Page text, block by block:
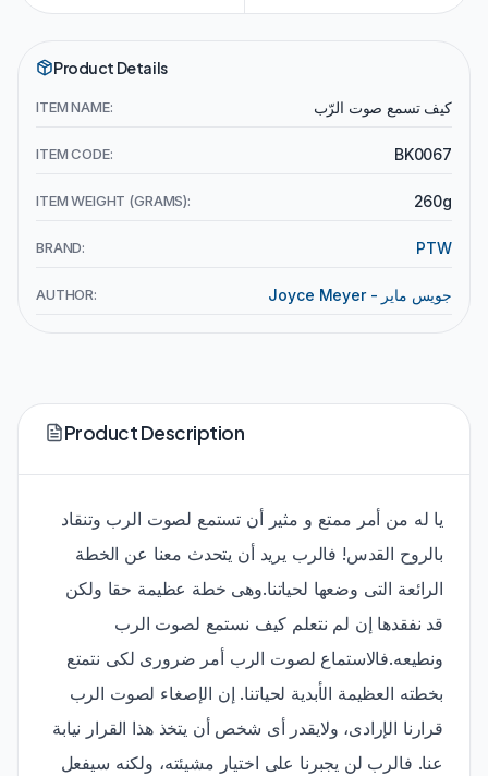
Product Details
ITEM NAME: كيف تسمع صوت الرّب
ITEM CODE: BK0067
ITEM WEIGHT (GRAMS): 260g
BRAND: PTW
AUTHOR: Joyce Meyer - جويس ماير
Product Description
يا له من أمر ممتع و مثير أن تستمع لصوت الرب وتنقاد
بالروح القدس! فالرب يريد أن يتحدث معنا عن الخطة
الرائعة التى وضعها لحياتنا.وهى خطة عظيمة حقا ولكن
قد نفقدها إن لم نتعلم كيف نستمع لصوت الرب
ونطيعه.فالاستماع لصوت الرب أمر ضرورى لكى نتمتع
بخطته العظيمة الأبدية لحياتنا. إن الإصغاء لصوت الرب
قرارنا الإرادى، ولايقدر أى شخص أن يتخذ هذا القرار نيابة
عنا. فالرب لن يجبرنا على اختيار مشيئته، ولكنه سيفعل